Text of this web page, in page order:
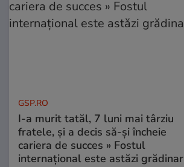
GSP.RO
I-a murit tatăl, 7 luni mai târziu
fratele, și a decis să-și încheie
cariera de succes » Fostul
internațional este astăzi grădinar